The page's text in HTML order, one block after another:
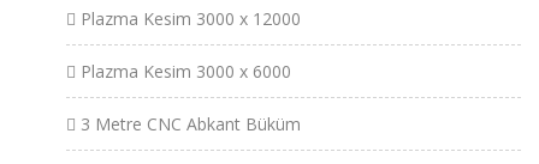
Plazma Kesim 3000 x 12000
Plazma Kesim 3000 x 6000
3 Metre CNC Abkant Büküm